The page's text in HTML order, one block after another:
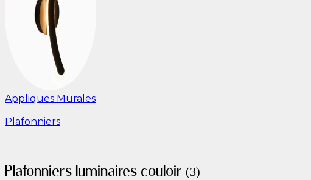
Appliques Murales
Plafonniers
Plafonniers luminaires couloir (3)